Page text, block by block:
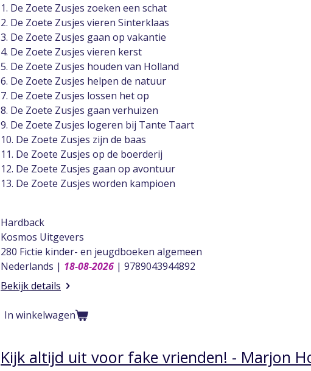
1. De Zoete Zusjes zoeken een schat
2. De Zoete Zusjes vieren Sinterklaas
3. De Zoete Zusjes gaan op vakantie
4. De Zoete Zusjes vieren kerst
5. De Zoete Zusjes houden van Holland
6. De Zoete Zusjes helpen de natuur
7. De Zoete Zusjes lossen het op
8. De Zoete Zusjes gaan verhuizen
9. De Zoete Zusjes logeren bij Tante Taart
10. De Zoete Zusjes zijn de baas
11. De Zoete Zusjes op de boerderij
12. De Zoete Zusjes gaan op avontuur
13. De Zoete Zusjes worden kampioen
Hardback
Kosmos Uitgevers
280 Fictie kinder- en jeugdboeken algemeen
Nederlands | 18-08-2026 | 9789043944892
Bekijk details
In winkelwagen
Kijk altijd uit voor fake vrienden! - Marjon